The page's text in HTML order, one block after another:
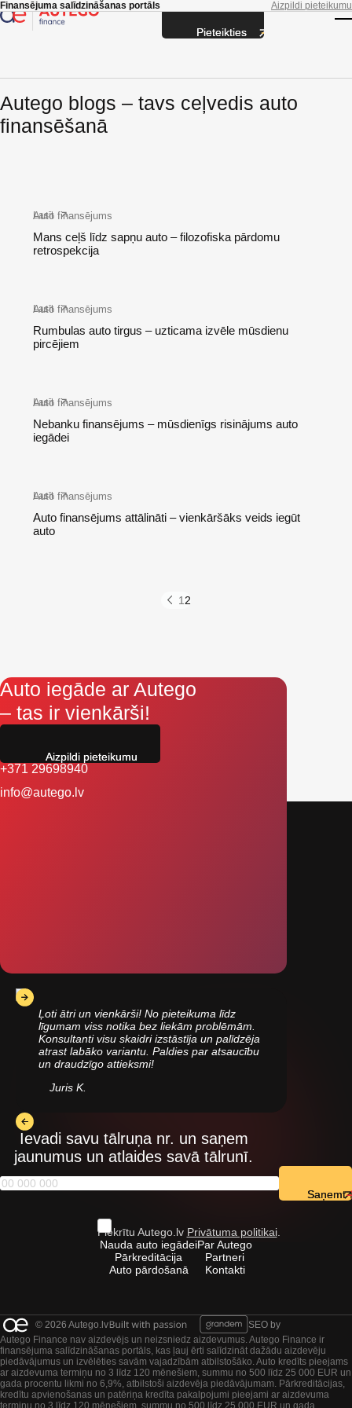
Skip to main content
Finansējuma salīdzināšanas portāls Aizpildi pieteikumu
Autego blogs – tavs ceļvedis auto
finansēšanā
Auto finansējums
Mans ceļš līdz sapņu auto – filozofiska pārdomu
retrospekcija
Lasīt
Auto finansējums
Rumbulas auto tirgus – uzticama izvēle mūsdienu
pircējiem
Lasīt
Auto finansējums
Nebanku finansējums – mūsdienīgs risinājums auto
iegādei
Lasīt
Auto finansējums
Auto finansējums attālināti – vienkāršāks veids iegūt
auto
Lasīt
1 2
Auto iegāde ar Autego
– tas ir vienkārši!
+371 29698940
info@autego.lv
Ļoti ātri un vienkārši! No pieteikuma līdz
līgumam viss notika bez liekām problēmām.
Konsultanti visu skaidri izstāstīja un palīdzēja
atrast labāko variantu. Paldies par atsaucību
un draudzīgo attieksmi!
Juris K.
Ievadi savu tālruņa nr. un saņem
jaunumus un atlaides savā tālrunī.
Piekrītu Autego.lv Privātuma politikai.
Nauda auto iegādei
Pārkreditācija
Auto pārdošanā
Par Autego
Partneri
Kontakti
© 2026 Autego.lv
SEO by
Autego Finance nav aizdevējs un neizsniedz aizdevumus. Autego Finance ir
finansējuma salīdzināšanas portāls, kas ļauj ērti salīdzināt dažādu aizdevēju
piedāvājumus un izvēlēties savām vajadzībām atbilstošāko. Auto kredīts pieejams
ar aizdevuma termiņu no 3 līdz 120 mēnešiem, summu no 500 līdz 25 000 EUR un
gada procentu likmi no 6,9%, atbilstoši aizdevēja piedāvājumam. Pārkreditācijas,
kredītu apvienošanas un patēriņa kredīta pakalpojumi pieejami ar aizdevuma
termiņu no 3 līdz 120 mēnešiem, summu no 500 līdz 25 000 EUR un gada